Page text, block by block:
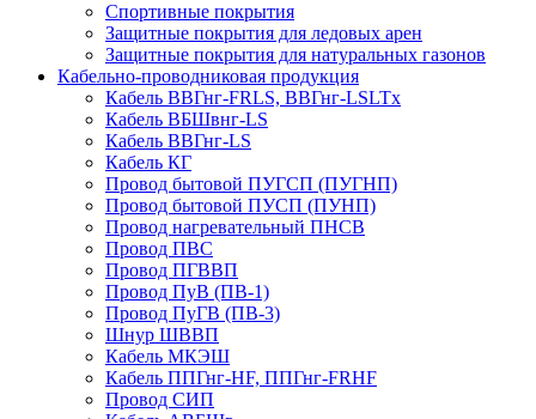
Спортивные покрытия
Защитные покрытия для ледовых арен
Защитные покрытия для натуральных газонов
Кабельно-проводниковая продукция
Кабель ВВГнг-FRLS, ВВГнг-LSLTx
Кабель ВБШвнг-LS
Кабель ВВГнг-LS
Кабель КГ
Провод бытовой ПУГСП (ПУГНП)
Провод бытовой ПУСП (ПУНП)
Провод нагревательный ПНСВ
Провод ПВС
Провод ПГВВП
Провод ПуВ (ПВ-1)
Провод ПуГВ (ПВ-3)
Шнур ШВВП
Кабель МКЭШ
Кабель ППГнг-HF, ППГнг-FRHF
Провод СИП